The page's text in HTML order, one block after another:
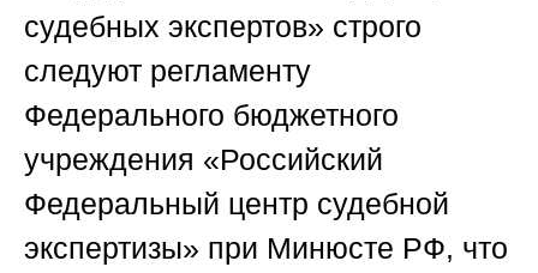
судебных экспертов» строго
следуют регламенту
Федерального бюджетного
учреждения «Российский
Федеральный центр судебной
экспертизы» при Минюсте РФ, что